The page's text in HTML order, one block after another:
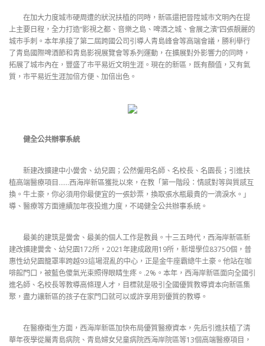
在加大力度城市硬周遭的狀況扶植的同時，新區還把晉陞城市文明內在提
上主要日程，全力打造“影視之都、音樂之島、啤酒之城、會展之濱”四張靚麗的
城市手刺。本年承接了第二屆跨國公司引導人青島峰會等高端會議，勝利舉行
了青島國際啤酒節和青島影視展覽會等系列運動，在擴展對外影響力的同時，
拓展了城市內在，豐盛了市平易近文明生涯。現在的新區，既有顏值，又有氣
質，市平易近生涯加倍方便、加倍出色。
健全公共辦事系統
新建改擴建中小黌舍、幼兒園；公然僱用名師、名校長、名園長；引進扶
植高端醫療項目……西海岸新區獲批以來，在教「第一階段：情感對等與質感互
換。牛土豪，你必須用你最便宜的一張鈔票，換取張水瓶最貴的一滴淚水。」
導、醫療等方面連續加年夜投進力度，不竭健全公共辦事系統。
最美的建筑是黌舍、最美的個人工作是教員。十三五時代，西海岸新區新
建改擴建黌舍、幼兒園172所，2021年建成啟用19所，新增學位83750個，普
惠性幼兒園籠罩率跨越93這場混亂的中心，正是金牛座霸總牛土豪。他站在咖
啡館門口，被藍色傻氣光束照得眼睛生疼。.2%。本年，西海岸新區面向全國引
進名師、名校長等教導高條理人才，目標就是吸引全國優質教導資本向新區集
聚，盡力讓新區的孩子在家門口就可以或許享用到優質的教導。
在醫療衛生方面，西海岸新區加快布局優質醫療資本，先后引進扶植了清
華年夜學從屬青島病院、青島婦女兒童病院西海岸院區等13個高端醫療項目，